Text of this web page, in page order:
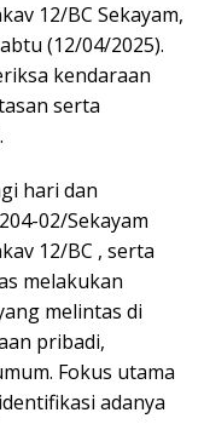
12/BC Sekayam,
(12/04/2025).
kendaraan
serta
hari dan
02/Sekayam
12/BC , serta
melakukan
melintas di
pribadi,
Fokus utama
adanya